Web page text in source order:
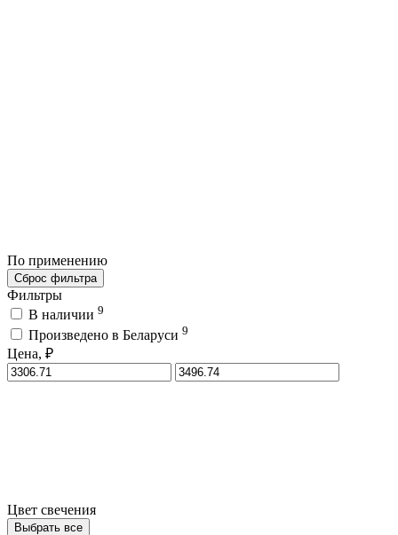
По применению
Сброс фильтра
Фильтры
В наличии 9
Произведено в Беларуси 9
Цена, ₽
Цвет свечения
Выбрать все